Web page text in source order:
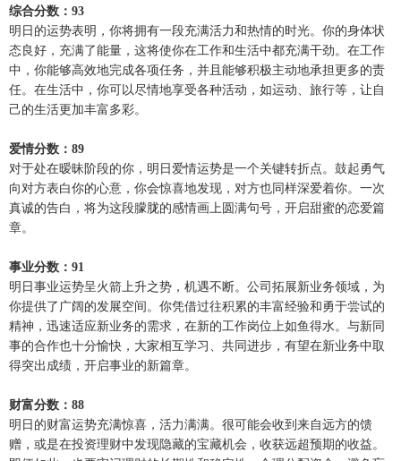
综合分数：93
明日的运势表明，你将拥有一段充满活力和热情的时光。你的身体状
态良好，充满了能量，这将使你在工作和生活中都充满干劲。在工作
中，你能够高效地完成各项任务，并且能够积极主动地承担更多的责
任。在生活中，你可以尽情地享受各种活动，如运动、旅行等，让自
己的生活更加丰富多彩。
爱情分数：89
对于处在暧昧阶段的你，明日爱情运势是一个关键转折点。鼓起勇气
向对方表白你的心意，你会惊喜地发现，对方也同样深爱着你。一次
真诚的告白，将为这段朦胧的感情画上圆满句号，开启甜蜜的恋爱篇
章。
事业分数：91
明日事业运势呈火箭上升之势，机遇不断。公司拓展新业务领域，为
你提供了广阔的发展空间。你凭借过往积累的丰富经验和勇于尝试的
精神，迅速适应新业务的需求，在新的工作岗位上如鱼得水。与新同
事的合作也十分愉快，大家相互学习、共同进步，有望在新业务中取
得突出成绩，开启事业的新篇章。
财富分数：88
明日的财富运势充满惊喜，活力满满。很可能会收到来自远方的馈
赠，或是在投资理财中发现隐藏的宝藏机会，收获远超预期的收益。